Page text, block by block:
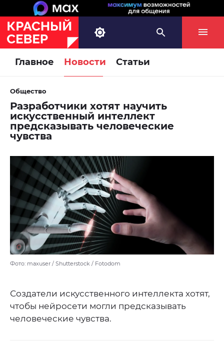
Главное Новости Статьи
Общество
Разработчики хотят научить
искусственный интеллект
предсказывать человеческие
чувства
Фото: maxuser / Shutterstock / Fotodom
Создатели искусственного интеллекта хотят,
чтобы нейросети могли предсказывать
человеческие чувства.